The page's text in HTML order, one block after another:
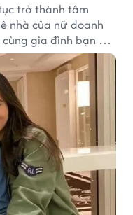
trở thành tâm
nhà của nữ doanh
gia đình bạn gái
tâm trên mạng